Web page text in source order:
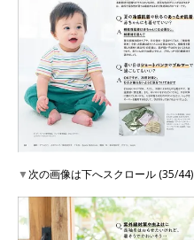
▼次の画像は下へスクロール (35/44)